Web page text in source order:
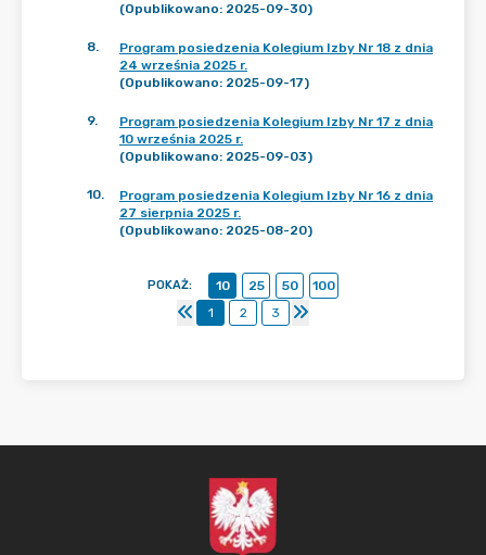
(Opublikowano: 2025-09-30)
8.
Program posiedzenia Kolegium Izby Nr 18 z dnia
24 września 2025 r.
(Opublikowano: 2025-09-17)
9.
Program posiedzenia Kolegium Izby Nr 17 z dnia
10 września 2025 r.
(Opublikowano: 2025-09-03)
10.
Program posiedzenia Kolegium Izby Nr 16 z dnia
27 sierpnia 2025 r.
(Opublikowano: 2025-08-20)
POKAŻ: 10 25 50
100
1
2 3